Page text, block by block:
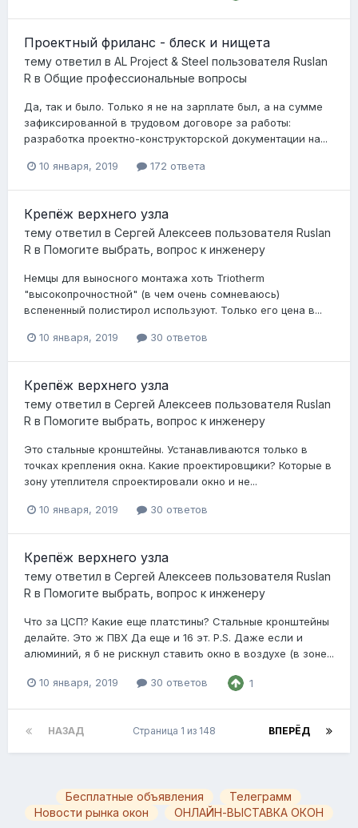
Проектный фриланс - блеск и нищета
тему ответил в AL Project & Steel пользователя Ruslan
R в Общие профессиональные вопросы
Да, так и было. Только я не на зарплате был, а на сумме
зафиксированной в трудовом договоре за работы:
разработка проектно-конструкторской документации на...
10 января, 2019 172 ответа
Крепёж верхнего узла
тему ответил в Сергей Алексеев пользователя Ruslan
R в Помогите выбрать, вопрос к инженеру
Немцы для выносного монтажа хоть Triotherm
"высокопрочностной" (в чем очень сомневаюсь)
вспененный полистирол используют. Только его цена в...
10 января, 2019 30 ответов
Крепёж верхнего узла
тему ответил в Сергей Алексеев пользователя Ruslan
R в Помогите выбрать, вопрос к инженеру
Это стальные кронштейны. Устанавливаются только в
точках крепления окна. Какие проектировщики? Которые в
зону утеплителя спроектировали окно и не...
10 января, 2019 30 ответов
Крепёж верхнего узла
тему ответил в Сергей Алексеев пользователя Ruslan
R в Помогите выбрать, вопрос к инженеру
Что за ЦСП? Какие еще платстины? Стальные кронштейны
делайте. Это ж ПВХ Да еще и 16 эт. P.S. Даже если и
алюминий, я б не рискнул ставить окно в воздухе (в зоне...
10 января, 2019 30 ответов 1
НАЗАД ВПЕРЁД
Страница 1 из 148
Бесплатные объявления
Телеграмм
Новости рынка окон
ОНЛАЙН-ВЫСТАВКА ОКОН